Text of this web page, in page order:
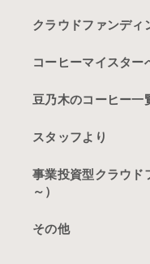
クラウドファンディ
コーヒーマイスタ
豆乃木のコーヒー一
スタッフより
事業投資型クラウド
～）
その他